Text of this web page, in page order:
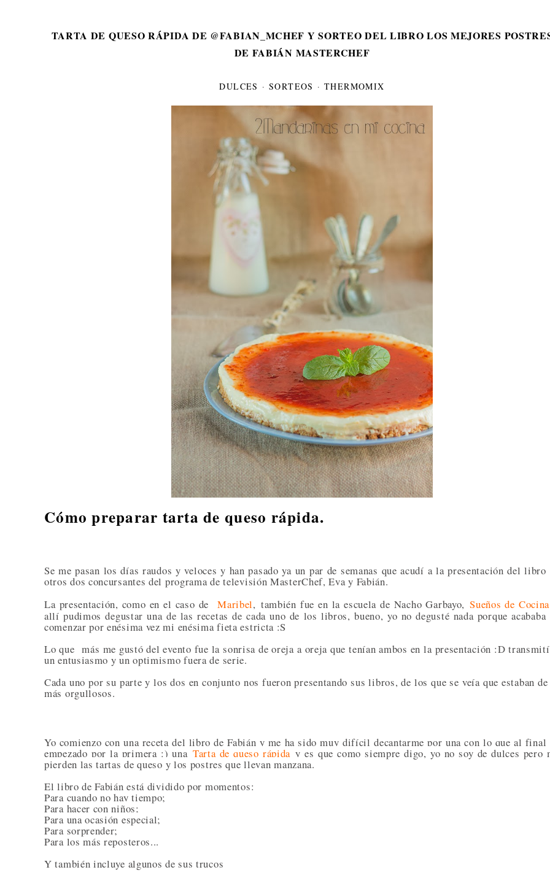
TARTA DE QUESO RÁPIDA DE @FABIAN_MCHEF Y SORTEO DEL LIBRO LOS MEJORES
DE FABIÁN MASTERCHEF
DULCES · SORTEOS · THERMOMIX
Cómo preparar tarta de queso rápida.
Se me pasan los días raudos y veloces y han pasado ya un par de semanas que acudí a la presentación del libro
otros dos concursantes del programa de televisión MasterChef, Eva y Fabián.
La presentación, como en el caso deMaribel, también fue en la escuela de Nacho Garbayo,Sueños de Cocina
allí pudimos degustar una de las recetas de cada uno de los libros, bueno, yo no degusté nada porque acababa
comenzar por enésima vez mi enésima fieta estricta :S
Lo que más me gustó del evento fue la sonrisa de oreja a oreja que tenían ambos en la presentación :D
un entusiasmo y un optimismo fuera de serie.
Cada uno por su parte y los dos en conjunto nos fueron presentando sus libros, de los que se veía que estaban
más orgullosos.
Yo comienzo con una receta del libro de Fabián y me ha sido muy difícil decantarme por una con lo que al final
empezado por la primera :) una Tarta de queso rápida y es que como siempre digo, yo no soy de dulces pero
pierden las tartas de queso y los postres que llevan manzana.
El libro de Fabián está dividido por momentos:
Para cuando no hay tiempo;
Para hacer con niños;
Para una ocasión especial;
Para sorprender;
Para los más reposteros...
Y también incluye algunos de sus trucos